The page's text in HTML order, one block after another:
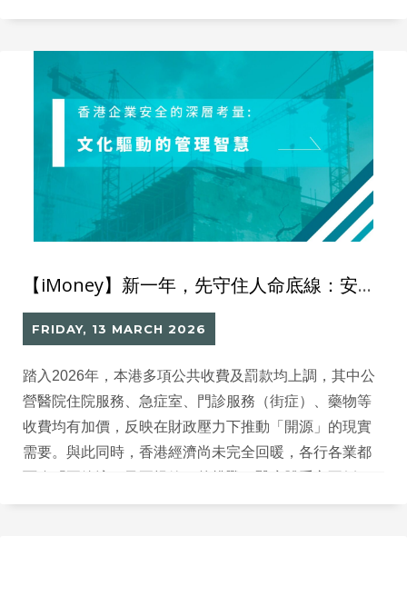
環保！
【iMoney】新一年，先守住人命底線：安全管理不只是科技，而是人的責任
FRIDAY, 13 MARCH 2026
踏入2026年，本港多項公共收費及罰款均上調，其中公
營醫院住院服務、急症室、門診服務（街症）、藥物等
收費均有加價，反映在財政壓力下推動「開源」的現實
需要。與此同時，香港經濟尚未完全回暖，各行各業都
外。前線人手緊張，加上人口老化帶來的醫療需求持續